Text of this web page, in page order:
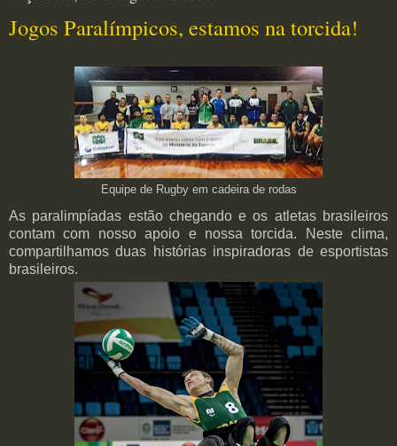
Jogos Paralímpicos, estamos na torcida!
Equipe de Rugby em cadeira de rodas
As paralimpíadas estão chegando e os atletas brasileiros
contam com nosso apoio e nossa torcida. Neste clima,
compartilhamos duas histórias inspiradoras de esportistas
brasileiros.